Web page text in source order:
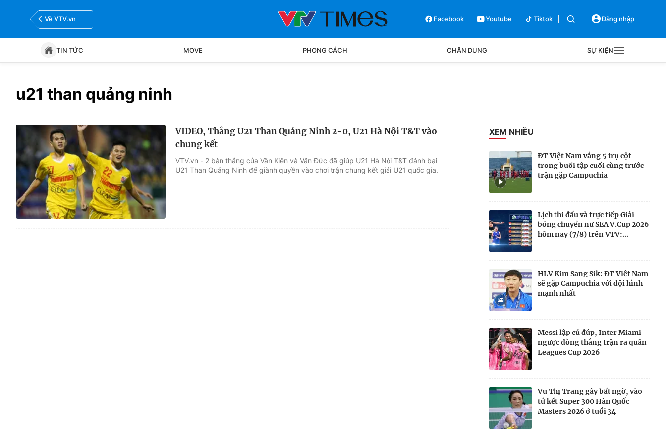
Về VTV.vn Facebook Youtube Tiktok Đăng nhập
TIN TỨC MOVE PHONG CÁCH CHÂN DUNG SỰ KIỆN
u21 than quảng ninh
VIDEO, Thắng U21 Than Quảng Ninh 2-0, U21 Hà Nội T&T vào
chung kết
VTV.vn - 2 bàn thắng của Văn Kiên và Văn Đức đã giúp U21 Hà Nội T&T đánh bại
U21 Than Quảng Ninh để giành quyền vào chơi trận chung kết giải U21 quốc gia.
XEM NHIỀU
ĐT Việt Nam vắng 5 trụ cột
trong buổi tập cuối cùng trước
trận gặp Campuchia
Lịch thi đấu và trực tiếp Giải
bóng chuyền nữ SEA V.Cup 2026
hôm nay (7/8) trên VTV:...
HLV Kim Sang Sik: ĐT Việt Nam
sẽ gặp Campuchia với đội hình
mạnh nhất
Messi lập cú đúp, Inter Miami
ngược dòng thắng trận ra quân
Leagues Cup 2026
Vũ Thị Trang gây bất ngờ, vào
tứ kết Super 300 Hàn Quốc
Masters 2026 ở tuổi 34